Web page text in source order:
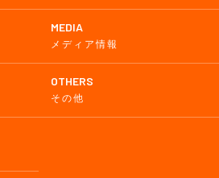
MEDIA
メディア情報
OTHERS
その他